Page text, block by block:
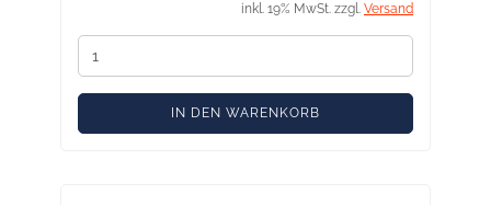
inkl. 19% MwSt. zzgl. Versand
IN DEN WARENKORB